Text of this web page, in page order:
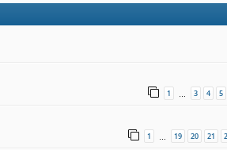
1 … 3 4 5
1 … 19 20 21